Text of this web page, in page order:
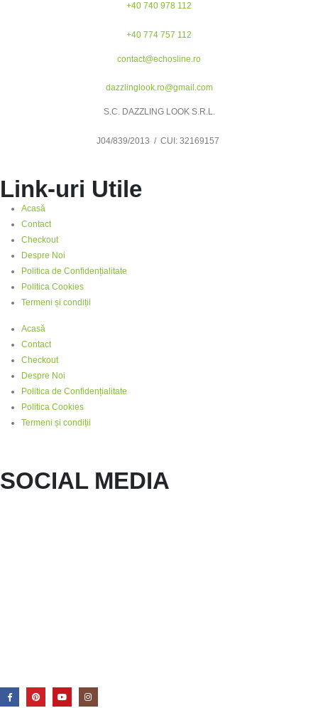
+40 740 978 112
+40 774 757 112
contact@echosline.ro
dazzlinglook.ro@gmail.com
S.C. DAZZLING LOOK S.R.L.
J04/839/2013 / CUI: 32169157
Link-uri Utile
Acasă
Contact
Checkout
Despre Noi
Politica de Confidențialitate
Politica Cookies
Termeni și condiții
Acasă
Contact
Checkout
Despre Noi
Politica de Confidențialitate
Politica Cookies
Termeni și condiții
SOCIAL MEDIA